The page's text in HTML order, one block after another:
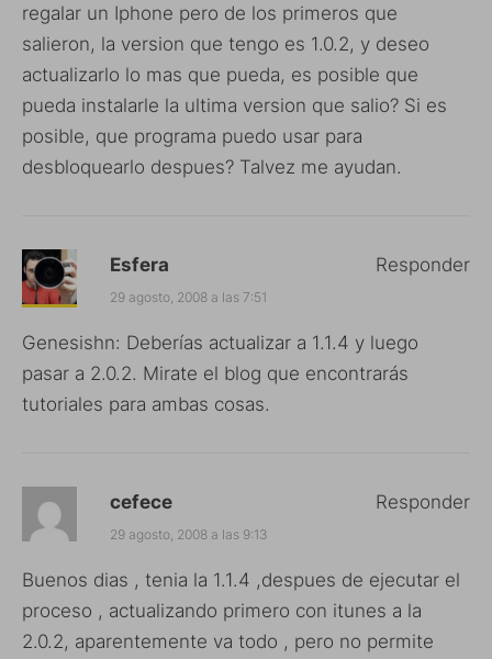
regalar un Iphone pero de los primeros que
salieron, la version que tengo es 1.0.2, y deseo
actualizarlo lo mas que pueda, es posible que
pueda instalarle la ultima version que salio? Si es
posible, que programa puedo usar para
desbloquearlo despues? Talvez me ayudan.
Esfera
29 agosto, 2008 a las 7:51
Genesishn: Deberías actualizar a 1.1.4 y luego
pasar a 2.0.2. Mirate el blog que encontrarás
tutoriales para ambas cosas.
Responder
cefece
29 agosto, 2008 a las 9:13
Buenos dias , tenia la 1.1.4 ,despues de ejecutar el
proceso , actualizando primero con itunes a la
2.0.2, aparentemente va todo , pero no permite
Responder